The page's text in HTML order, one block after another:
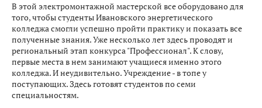
В этой электромонтажной мастерской все оборудовано для
того, чтобы студенты Ивановского энергетического
колледжа смогли успешно пройти практику и показать все
полученные знания. Уже несколько лет здесь проводят и
региональный этап конкурса "Профессионал". К слову,
первые места в нем занимают учащиеся именно этого
колледжа. И неудивительно. Учреждение - в топе у
поступающих. Здесь готовят студентов по семи
специальностям.